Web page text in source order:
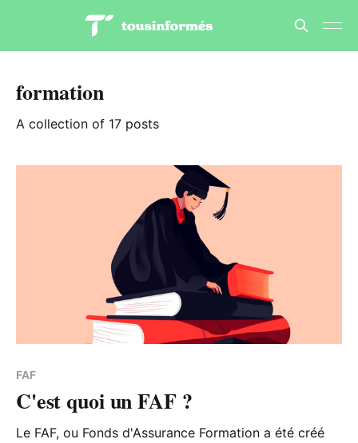
formation
A collection of 17 posts
FAF
C'est quoi un FAF ?
Le FAF, ou Fonds d'Assurance Formation a été créé